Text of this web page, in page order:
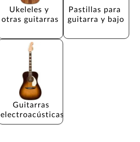
Ukeleles y
otras guitarras
Pastillas para
guitarra y bajo
Guitarras
electroacústicas